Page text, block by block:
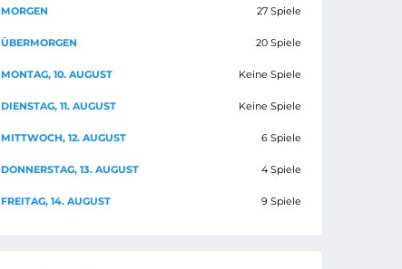
MORGEN 27 Spiele
ÜBERMORGEN 20 Spiele
MONTAG, 10. AUGUST Keine Spiele
DIENSTAG, 11. AUGUST Keine Spiele
MITTWOCH, 12. AUGUST 6 Spiele
DONNERSTAG, 13. AUGUST 4 Spiele
FREITAG, 14. AUGUST 9 Spiele